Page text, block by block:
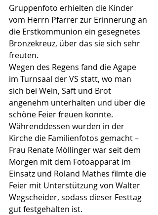
Gruppenfoto erhielten die Kinder
vom Herrn Pfarrer zur Erinnerung an
die Erstkommunion ein gesegnetes
Bronzekreuz, über das sie sich sehr
freuten.
Wegen des Regens fand die Agape
im Turnsaal der VS statt, wo man
sich bei Wein, Saft und Brot
angenehm unterhalten und über die
schöne Feier freuen konnte.
Währenddessen wurden in der
Kirche die Familienfotos gemacht –
Frau Renate Möllinger war seit dem
Morgen mit dem Fotoapparat im
Einsatz und Roland Mathes filmte die
Feier mit Unterstützung von Walter
Wegscheider, sodass dieser Festtag
gut festgehalten ist.